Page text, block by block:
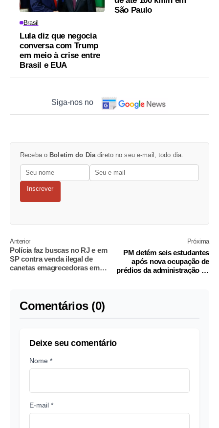
Brasil
Lula diz que negocia
conversa com Trump
em meio à crise entre
Brasil e EUA
São Paulo
Siga-nos no
Receba o Boletim do Diadireto no seu e-mail, todo dia.
Inscrever
Anterior
Polícia faz buscas no RJ e em
SP contra venda ilegal de
canetas emagrecedoras em
Próxima
PM detém seis estudantes
após nova ocupação de
prédios da administração da
Comentários (0)
Deixe seu comentário
Nome *
E-mail *